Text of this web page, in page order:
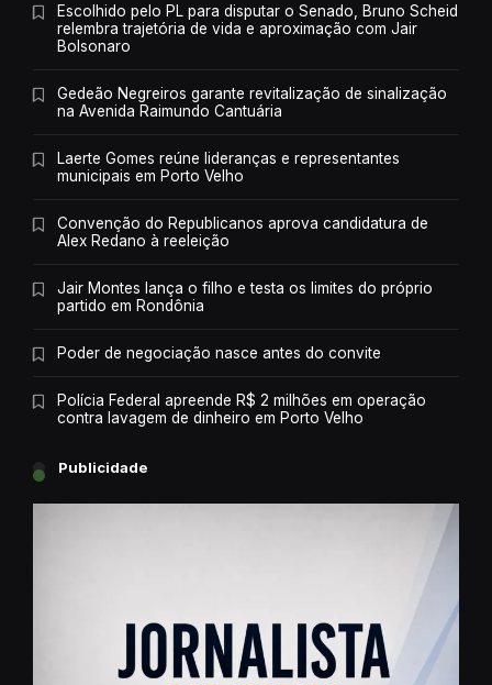
Escolhido pelo PL para disputar o Senado, Bruno Scheid
relembra trajetória de vida e aproximação com Jair
Bolsonaro
Gedeão Negreiros garante revitalização de sinalização
na Avenida Raimundo Cantuária
Laerte Gomes reúne lideranças e representantes
municipais em Porto Velho
Convenção do Republicanos aprova candidatura de
Alex Redano à reeleição
Jair Montes lança o filho e testa os limites do próprio
partido em Rondônia
Poder de negociação nasce antes do convite
Polícia Federal apreende R$ 2 milhões em operação
contra lavagem de dinheiro em Porto Velho
Publicidade